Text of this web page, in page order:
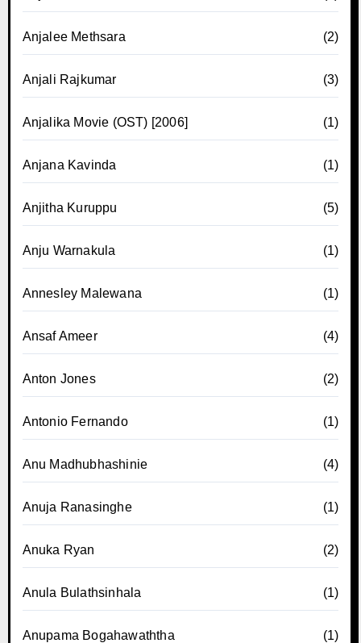
Anjalee Methsara (2)
Anjali Rajkumar (3)
Anjalika Movie (OST) [2006] (1)
Anjana Kavinda (1)
Anjitha Kuruppu (5)
Anju Warnakula (1)
Annesley Malewana (1)
Ansaf Ameer (4)
Anton Jones (2)
Antonio Fernando (1)
Anu Madhubhashinie (4)
Anuja Ranasinghe (1)
Anuka Ryan (2)
Anula Bulathsinhala (1)
Anupama Bogahawaththa (1)